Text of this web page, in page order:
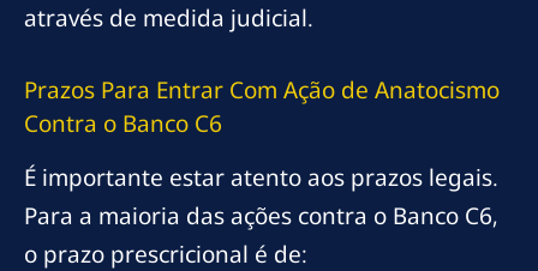
através de medida judicial.
Prazos Para Entrar Com Ação de Anatocismo
Contra o Banco C6
É importante estar atento aos prazos legais.
Para a maioria das ações contra o Banco C6,
o prazo prescricional é de: